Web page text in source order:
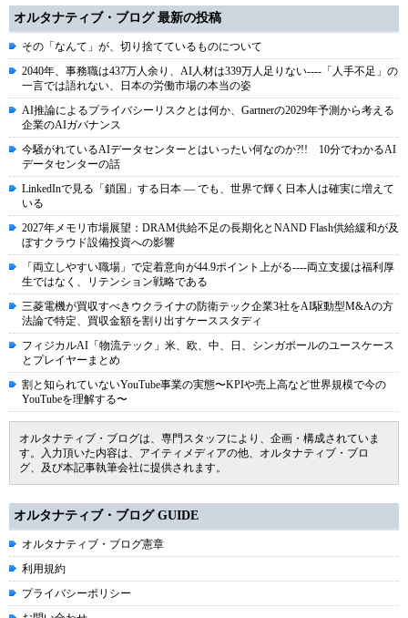
オルタナティブ・ブログ 最新の投稿
その「なんて」が、切り捨てているものについて
2040年、事務職は437万人余り、AI人材は339万人足りない----「人手不足」の
一言では語れない、日本の労働市場の本当の姿
AI推論によるプライバシーリスクとは何か、Gartnerの2029年予測から考える
企業のAIガバナンス
今騒がれているAIデータセンターとはいったい何なのか?!! 10分でわかるAI
データセンターの話
LinkedInで見る「鎖国」する日本 ― でも、世界で輝く日本人は確実に増えて
いる
2027年メモリ市場展望：DRAM供給不足の長期化とNAND Flash供給緩和が及
ぼすクラウド設備投資への影響
「両立しやすい職場」で定着意向が44.9ポイント上がる----両立支援は福利厚
生ではなく、リテンション戦略である
三菱電機が買収すべきウクライナの防衛テック企業3社をAI駆動型M&Aの方
法論で特定、買収金額を割り出すケーススタディ
フィジカルAI「物流テック」米、欧、中、日、シンガポールのユースケース
とプレイヤーまとめ
割と知られていないYouTube事業の実態〜KPIや売上高など世界規模で今の
YouTubeを理解する〜
オルタナティブ・ブログは、専門スタッフにより、企画・構成されていま
す。入力頂いた内容は、アイティメディアの他、オルタナティブ・ブロ
グ、及び本記事執筆会社に提供されます。
オルタナティブ・ブログ GUIDE
オルタナティブ・ブログ憲章
利用規約
プライバシーポリシー